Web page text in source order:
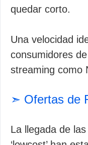
quedar corto.
Una velocidad
consumidores
streaming como
➣ Ofertas de
La llegada de